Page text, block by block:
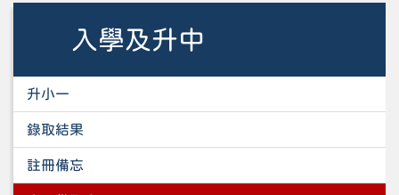
入學及升中
升小一
錄取結果
註冊備忘